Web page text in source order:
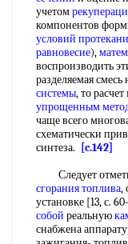
учетом
компонентов
условий
равновесие),
воспроизводить
разделяемая
системы, то
упрощенным
чаще всего
схематически
синтеза.
[c.142]
Следует
сгорания топлива,
установке [13, с.
собой реальную
снабжена